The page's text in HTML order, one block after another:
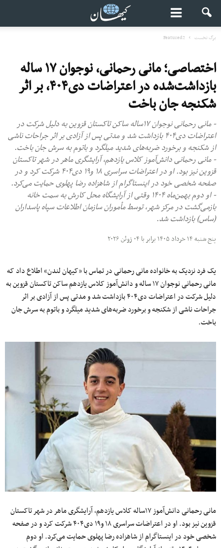
برگ نخست Featured2
اختصاصی؛ مانی رحمانی، نوجوان ۱۷ ساله
بازداشت‌شده در اعتراضات دی۴۰۴، بر اثر
شکنجه جان باخت
- مانی رحمانی نوجوان ۱۷ساله ساکن تاکستان قزوین به دلیل شرکت در
اعتراضات دی۴۰۴ بازداشت شد و مدتی پس از آزادی بر اثر جراحات ناشی
از شکنجه و برخورد ضربه‌های شدید میلگرد و باتوم به سرش جان باخت.
- مانی رحمانی دانش‌آموز کلاس یازدهم، آرایشگری ماهر در شهر تاکستان
قزوین نیز بود. او در اعتراضات سراسری ۱۸ و۱۹ دی۴۰۴ شرکت کرد و در
صفحه شخصی خود در اینستاگرام از شاهزاده رضا پهلوی حمایت می‌کرد.
- او دوم بهمن‌ماه ۱۴۰۴ وقتی از آرایشگاه محل کارش به سمت خانه‌
بازمی‌گشت در مرکز شهر، توسط مأموران سازمان اطلاعات سپاه پاسداران
(ساس) بازداشت شد.
پنج شنبه ۱۴ خرداد ۱۴۰۵ برابر با ۰۴ ژوئن ۲۰۲۶
یک فرد نزدیک به خانواده مانی رحمانی در تماس با «کیهان لندن» اطلاع داد که
مانی رحمانی نوجوان ۱۷ ساله و دانش‌آموز کلاس یازدهم ساکن تاکستان قزوین به
دلیل شرکت در اعتراضات دی۴۰۴ بازداشت شد و مدتی پس از آزادی بر اثر
جراحات ناشی از شکنجه و برخورد ضربه‌های شدید میلگرد و باتوم به سرش جان
باخت.
مانی رحمانی دانش‌آموز ۱۷ساله کلاس یازدهم، آرایشگری ماهر در شهر تاکستان
قزوین نیز بود. او در اعتراضات سراسری ۱۸ و۱۹ دی۴۰۴ شرکت کرد و در صفحه
شخصی خود در اینستاگرام از شاهزاده رضا پهلوی حمایت می‌کرد. او دوم